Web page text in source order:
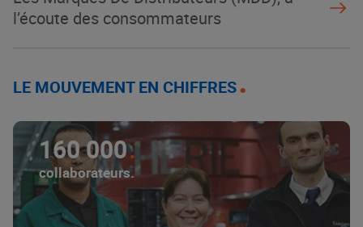
l’écoute des consommateurs
LE MOUVEMENT EN CHIFFRES
160 000
collaborateurs.